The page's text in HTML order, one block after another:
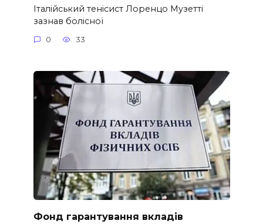
Італійський тенісист Лоренцо Музетті
зазнав болісної
0 33
Фонд гарантування вкладів